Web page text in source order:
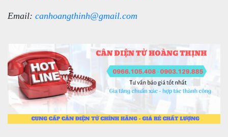
Email: canhoangthinh@gmail.com